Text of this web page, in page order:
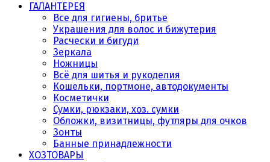
ГАЛАНТЕРЕЯ
Все для гигиены, бритье
Украшения для волос и бижутерия
Расчески и бигуди
Зеркала
Ножницы
Всё для шитья и рукоделия
Кошельки, портмоне, автодокументы
Косметички
Сумки, рюкзаки, хоз. сумки
Обложки, визитницы, футляры для очков
Зонты
Банные принадлежности
ХОЗТОВАРЫ